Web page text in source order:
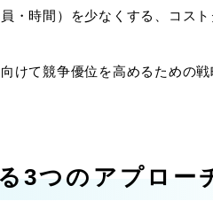
・時間）を少なくする、コスト
けて競争優位を高めるための
3つのアプロー